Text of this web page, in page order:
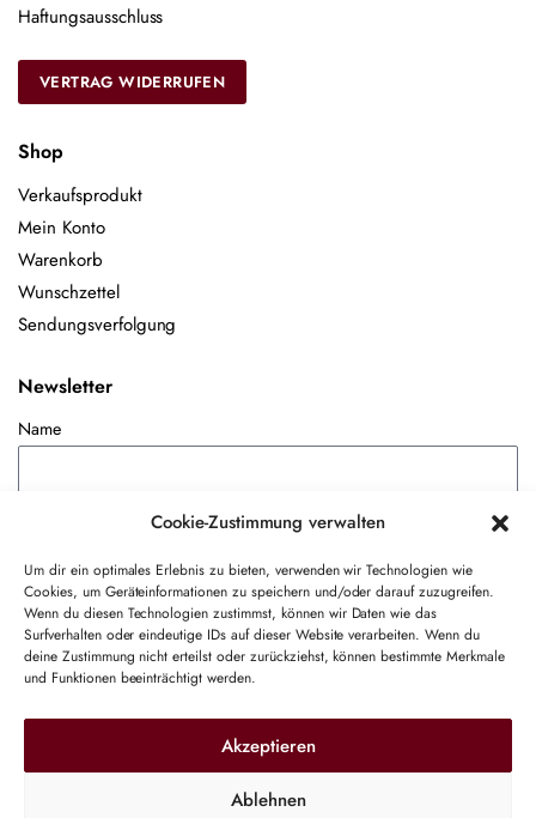
Cookie-Zustimmung verwalten
Um dir ein optimales Erlebnis zu bieten, verwenden wir Technologien wie
Cookies, um Geräteinformationen zu speichern und/oder darauf zuzugreifen.
Wenn du diesen Technologien zustimmst, können wir Daten wie das
Surfverhalten oder eindeutige IDs auf dieser Website verarbeiten. Wenn du
deine Zustimmung nicht erteilst oder zurückziehst, können bestimmte Merkmale
und Funktionen beeinträchtigt werden.
Akzeptieren
Ablehnen
Haftungsausschluss
VERTRAG WIDERRUFEN
Shop
Verkaufsprodukt
Mein Konto
Warenkorb
Wunschzettel
Sendungsverfolgung
Newsletter
Name
Hiermit akzeptiere ich die Datenschutzbestimmungen
Copyright 2017-2026 ©